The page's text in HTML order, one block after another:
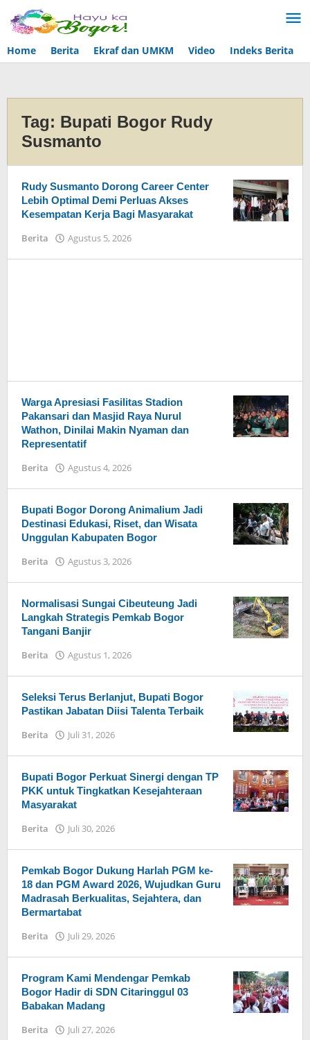
Lewati
ke
konten
Home
Berita Ekraf dan UMKM Video Indeks Berita
Tag: Bupati Bogor Rudy
Susmanto
Rudy Susmanto Dorong Career Center
Lebih Optimal Demi Perluas Akses
Kesempatan Kerja Bagi Masyarakat
Berita Agustus 5, 2026
Warga Apresiasi Fasilitas Stadion
Pakansari dan Masjid Raya Nurul
Wathon, Dinilai Makin Nyaman dan
Representatif
Berita Agustus 4, 2026
Ka
Bogor
Bupati Bogor Dorong Animalium Jadi
Destinasi Edukasi, Riset, dan Wisata
Unggulan Kabupaten Bogor
Berita Agustus 3, 2026
Ka
Bogor
Normalisasi Sungai Cibeuteung Jadi
Langkah Strategis Pemkab Bogor
Tangani Banjir
Berita Agustus 1, 2026
Ka
Bogor
Seleksi Terus Berlanjut, Bupati Bogor
Pastikan Jabatan Diisi Talenta Terbaik
Berita Juli 31, 2026
Ka
Bogor
Bupati Bogor Perkuat Sinergi dengan TP
PKK untuk Tingkatkan Kesejahteraan
Masyarakat
Berita Juli 30, 2026
Ka
Bogor
Pemkab Bogor Dukung Harlah PGM ke-
18 dan PGM Award 2026, Wujudkan Guru
Madrasah Berkualitas, Sejahtera, dan
Bermartabat
Berita Juli 29, 2026
Ka
Bogor
Program Kami Mendengar Pemkab
Bogor Hadir di SDN Citaringgul 03
Babakan Madang
Berita Juli 27, 2026